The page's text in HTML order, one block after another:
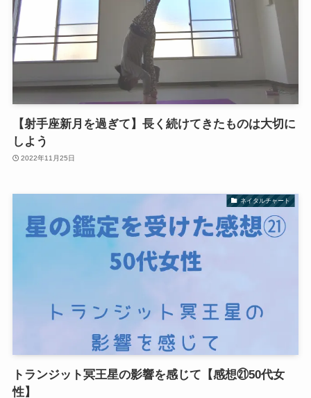
【射手座新月を過ぎて】長く続けてきたものは大切に
しよう
2022年11月25日
ネイタルチャート
トランジット冥王星の影響を感じて【感想㉑50代女
性】